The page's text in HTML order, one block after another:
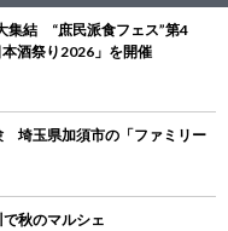
集結 “庶民派食フェス”第4
酒祭り2026」を開催
埼玉県加須市の「ファミリー
秋のマルシェ